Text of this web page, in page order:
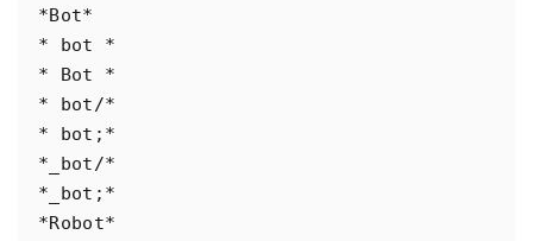
*Bot*
* bot *
* Bot *
* bot/*
* bot;*
*_bot/*
*_bot;*
*Robot*